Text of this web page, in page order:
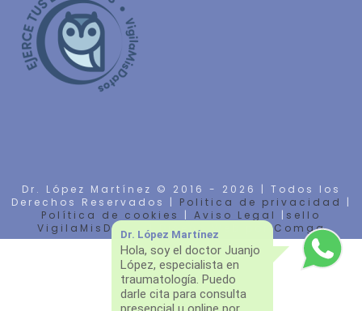
Dr. López Martínez © 2016 - 2026 | Todos los
Derechos Reservados | Politica de privacidad
|
Política de cookies
| Aviso Legal | sello
VigilaMisDatos | Diseño Web porComga
Dr. López Martínez
Hola, soy el doctor Juanjo
López, especialista en
traumatología. Puedo
darle cita para consulta